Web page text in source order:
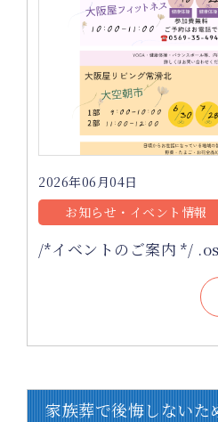
2026年06月04日
お知らせ・イベント情報
/*イベントのご案内 */
家族葬で後悔しないた